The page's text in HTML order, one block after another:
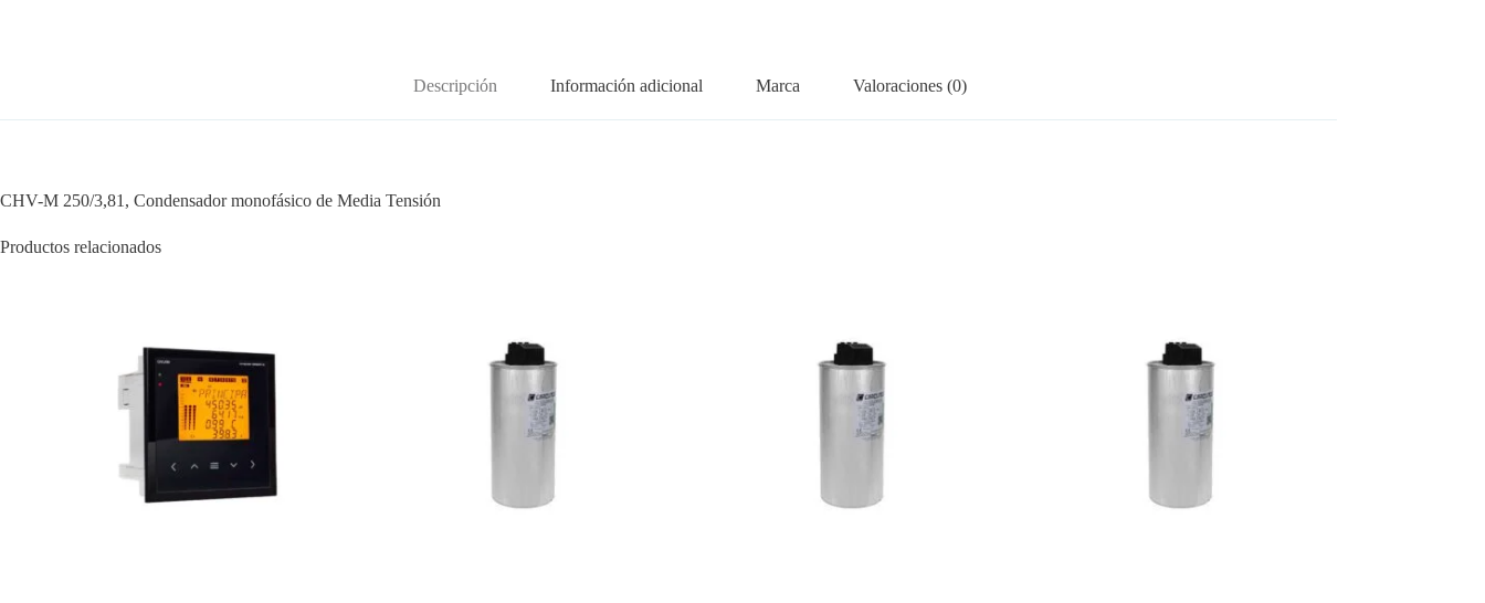
Descripción Información adicional Marca Valoraciones (0)
CHV-M 250/3,81, Condensador monofásico de Media Tensión
Productos relacionados